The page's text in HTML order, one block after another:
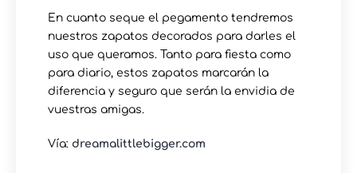
En cuanto seque el pegamento tendremos
nuestros zapatos decorados para darles el
uso que queramos. Tanto para fiesta como
para diario, estos zapatos marcarán la
diferencia y seguro que serán la envidia de
vuestras amigas.
Vía: dreamalittlebigger.com